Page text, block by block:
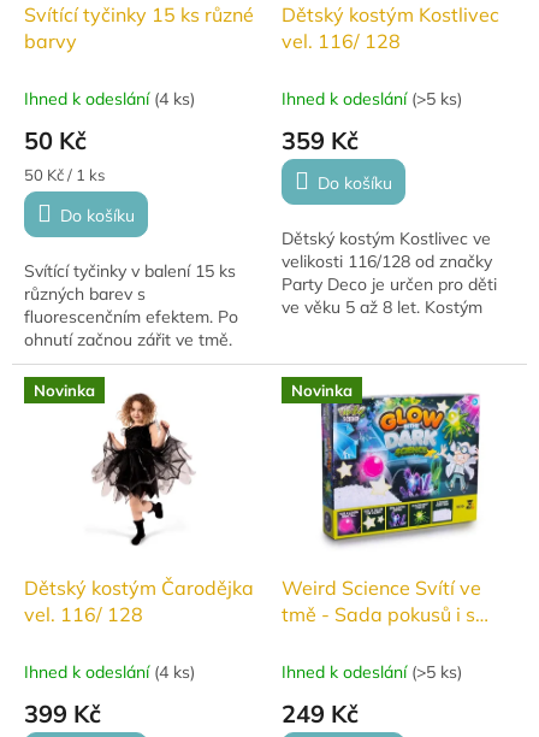
Svítící tyčinky 15 ks různé
barvy
Ihned k odeslání (4 ks)
50 Kč
Měrná
cena:
50 Kč / 1 ks
Do košíku
Svítící tyčinky v balení 15 ks
různých barev s
fluorescenčním efektem. Po
ohnutí začnou zářit ve tmě.
Ideální pro dětské párty,
zahradní slavnosti a oslavy.
Dětský kostým Kostlivec
vel. 116/ 128
Ihned k odeslání (>5 ks)
359 Kč
Do košíku
Dětský kostým Kostlivec ve
velikosti 116/128 od značky
Party Deco je určen pro děti
ve věku 5 až 8 let. Kostým
je...
Novinka
Dětský kostým Čarodějka
vel. 116/ 128
Ihned k odeslání (4 ks)
399 Kč
Novinka
Weird Science Svítí ve
tmě - Sada pokusů i s
Ihned k odeslání (>5 ks)
249 Kč